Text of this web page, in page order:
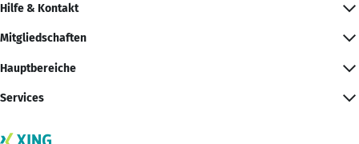
Hilfe & Kontakt
Mitgliedschaften
Hauptbereiche
Services